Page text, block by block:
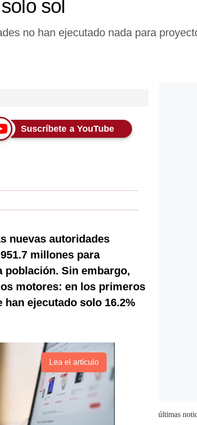
sol
no han ejecutado nada para
Suscríbete a YouTube
nuevas autoridades
millones para
población. Sin embargo,
motores: en los primeros
ejecutado solo 16.2%
Lea el artículo
últimas